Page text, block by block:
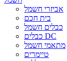
אביזרי חשמל
בית חכם
כבלים חשמל
כבלים DC
מתאמי חשמל
טיימרים